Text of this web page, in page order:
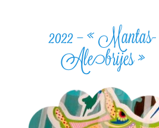
2022 – « Mantas-
Alebrijes »